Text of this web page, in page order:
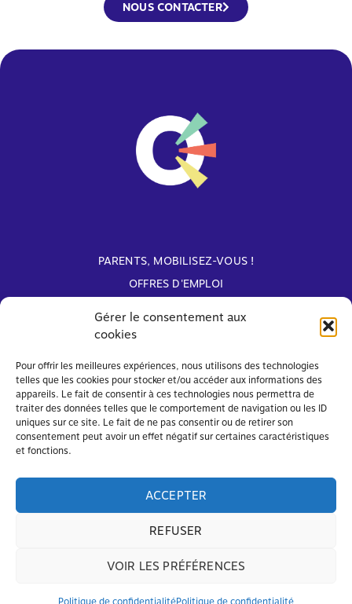
Gérer le consentement aux
cookies
Pour offrir les meilleures expériences, nous utilisons des technologies
telles que les cookies pour stocker et/ou accéder aux informations des
appareils. Le fait de consentir à ces technologies nous permettra de
traiter des données telles que le comportement de navigation ou les ID
uniques sur ce site. Le fait de ne pas consentir ou de retirer son
consentement peut avoir un effet négatif sur certaines caractéristiques
et fonctions.
ACCEPTER
REFUSER
VOIR LES PRÉFÉRENCES
Politique de confidentialitéPolitique de confidentialité
NOUS CONTACTER
PARENTS, MOBILISEZ-VOUS !
OFFRES D'EMPLOI
Avec le soutien de
© FAPEO 2026 – Tous droits réservés
Mentions légales et Politique de confidentialité